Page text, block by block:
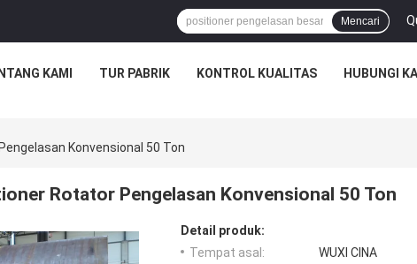
Mencari
KAMI TUR PABRIK KONTROL KUALITAS HUBUNGI
Konvensional 50 Ton
Rotator Pengelasan Konvensional 50 Ton
Detail produk:
Tempat asal:
WUXI CINA